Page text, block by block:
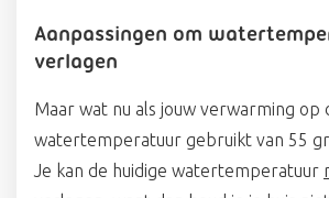
Aanpassingen om
verlagen
Maar wat nu als jouw verwarming op
watertemperatuur gebruikt van 55
Je kan de huidige watertemperatuur